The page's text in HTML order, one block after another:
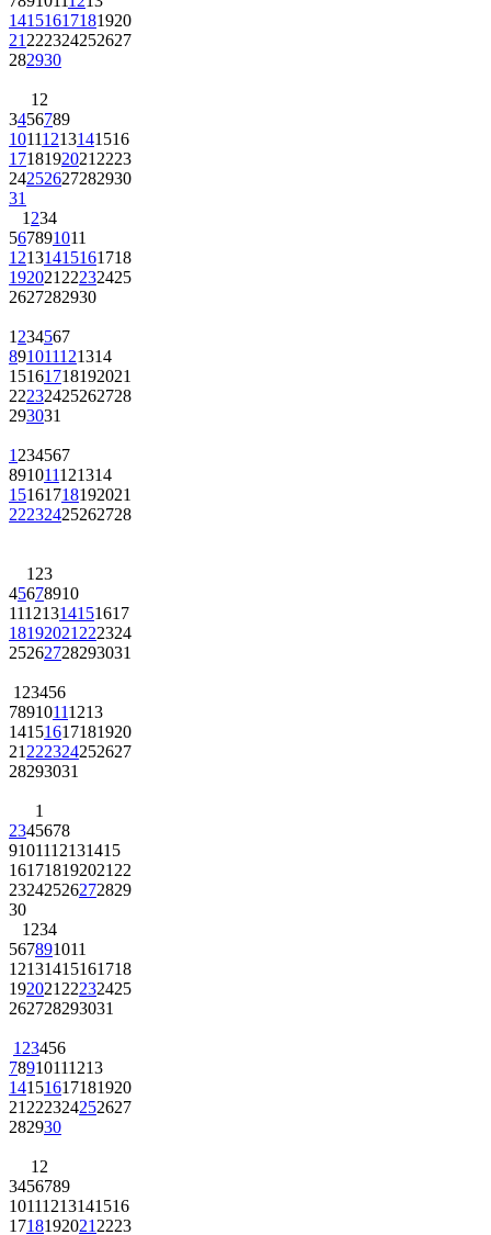
14151617181920
21 222324252627
282930
1 2
3456789
10111213141516
1718192021 2223
24252627282930
31
1 234
567891011
12131415161718
192021 22232425
2627282930
1 234567
891011121314
15161718192021
22232425262728
293031
1 234567
891011121314
15161718192021
22232425262728
1 23
45678910
11121314151617
18192021 222324
25262728293031
1 23456
78910111213
14151617181920
21 222324252627
28293031
1
2345678
9101112131415
161718192021 22
23242526272829
30
1 234
567891011
12131415161718
192021 22232425
262728293031
1 23456
78910111213
14151617181920
21 222324252627
282930
1 2
3456789
10111213141516
1718192021 2223